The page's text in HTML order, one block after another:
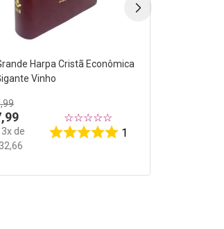
Harpa Cristã Econômica
Vinho
,99
,99
3x de
32,66
☆☆☆☆☆
1